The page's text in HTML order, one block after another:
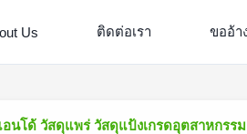
Us ติดต่อเรา ขออ้า
นโด้ วัสดุแพร่ วัสดุแป้งเกรดอุตสาหกรรม